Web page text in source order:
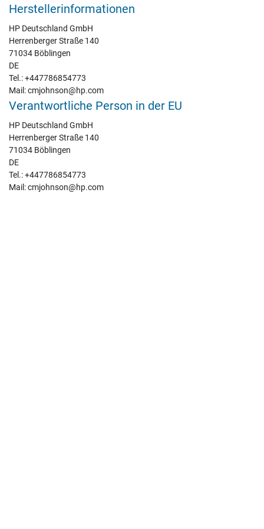
Herstellerinformationen
HP Deutschland GmbH
Herrenberger Straße 140
71034 Böblingen
DE
Tel.: +447786854773
Mail: cmjohnson@hp.com
Verantwortliche Person in der EU
HP Deutschland GmbH
Herrenberger Straße 140
71034 Böblingen
DE
Tel.: +447786854773
Mail: cmjohnson@hp.com